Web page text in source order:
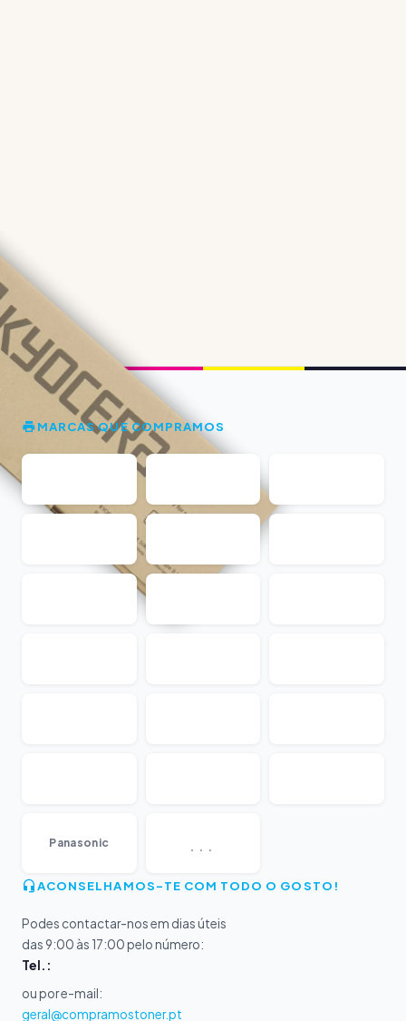
MARCAS QUE COMPRAMOS
Panasonic ...
ACONSELHAMOS-TE COM TODO O GOSTO!
Podes contactar-nos em dias úteis
das 9:00 às 17:00 pelo número:
Tel.:
ou por e-mail:
geral@compramostoner.pt